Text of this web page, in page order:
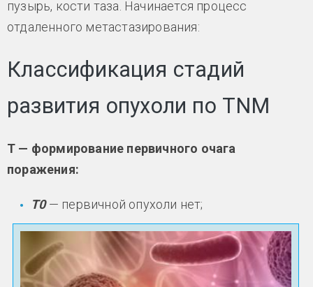
пузырь, кости таза. Начинается процесс
отдаленного метастазирования:
Классификация стадий
развития опухоли по ТNM
Т — формирование первичного очага
поражения:
Т0— первичной опухоли нет;